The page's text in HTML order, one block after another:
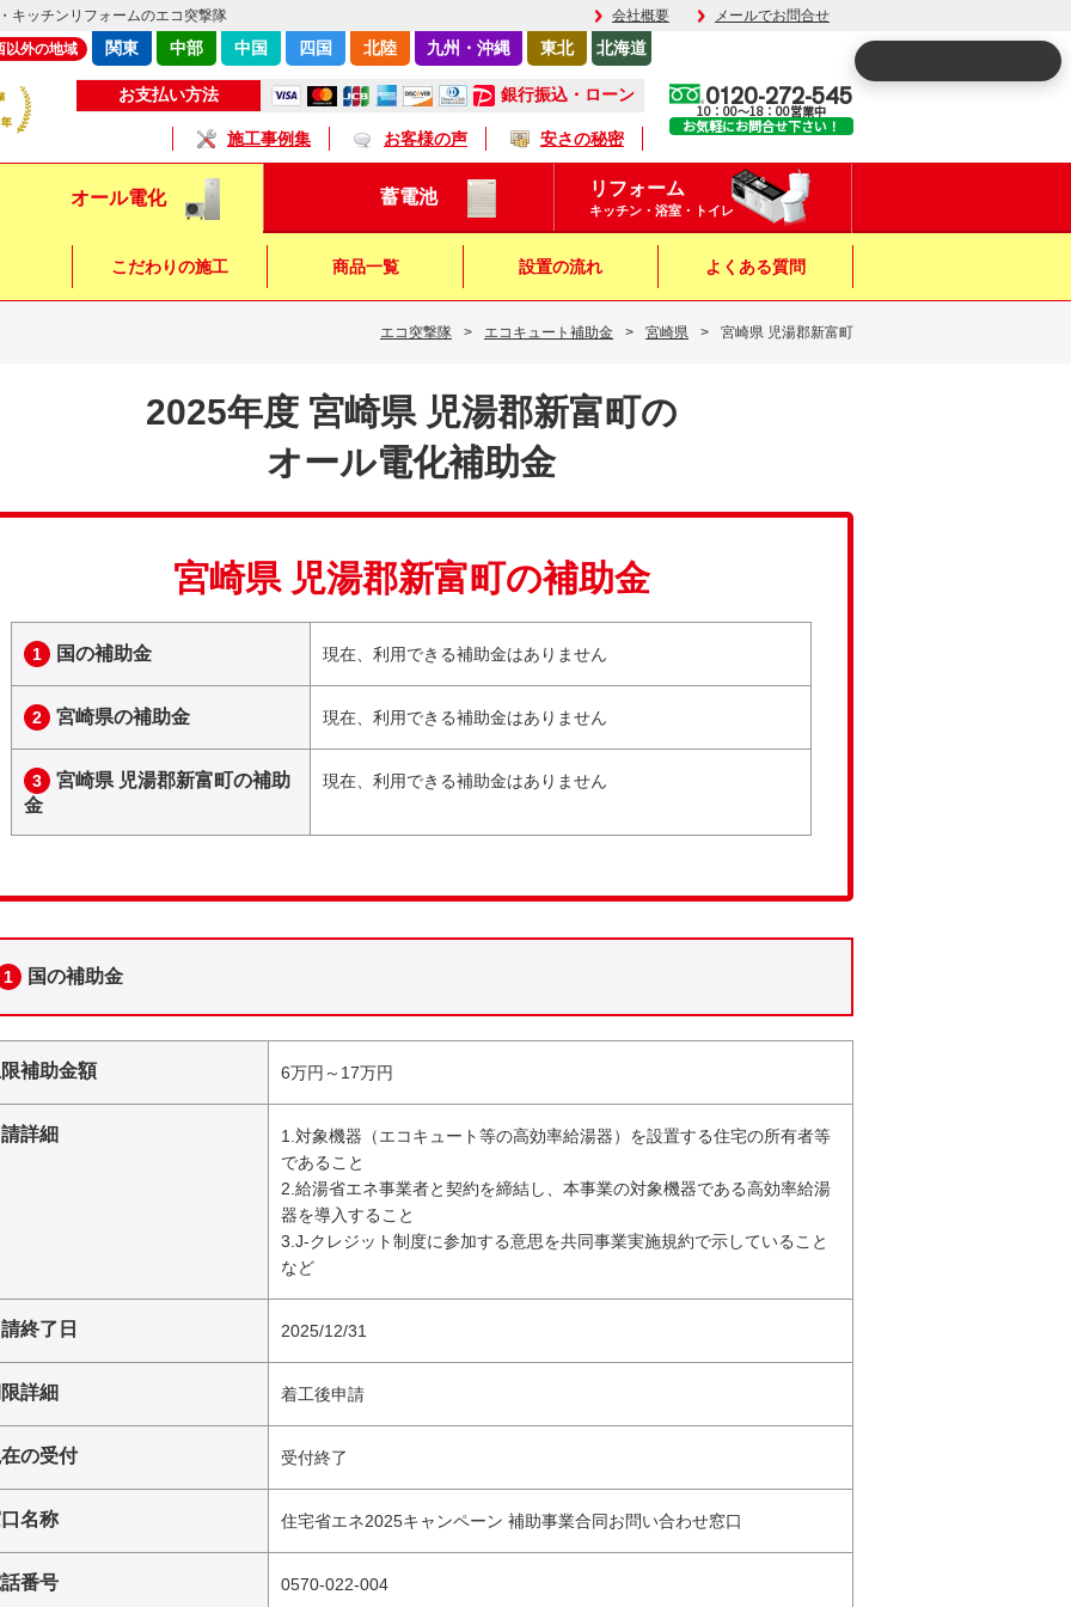
キッチンリフォームのエコ突撃隊 会社概要 メールでお問合せ
お支払い方法 銀行振込・ローン
施工事例集 お客様の声 安さの秘密
以外の地域 関東 中部 中国 四国 北陸 九州・沖縄 東北 北海道
0120-272-545
10：00～18：00営業中
お気軽にお問合せ下さい！
オール電化 蓄電池 リフォーム
キッチン・浴室・トイレ
こだわりの施工 商品一覧 設置の流れ よくある質問
エコ突撃隊 > エコキュート補助金 > 宮崎県 > 宮崎県 児湯郡新富町
2025年度 宮崎県 児湯郡新富町の
オール電化補助金
宮崎県 児湯郡新富町の補助金
1 国の補助金 現在、利用できる補助金はありません
2 宮崎県の補助金 現在、利用できる補助金はありません
3
宮崎県 児湯郡新富町の補助
金
現在、利用できる補助金はありません
1 国の補助金
補助金額 6万円～17万円
詳細
1.対象機器（エコキュート等の高効率給湯器）を設置する住宅の所有者等
であること
2.給湯省エネ事業者と契約を締結し、本事業の対象機器である高効率給湯
器を導入すること
3.J-クレジット制度に参加する意思を共同事業実施規約で示していること
など
終了日 2025/12/31
詳細 着工後申請
の受付 受付終了
名称 住宅省エネ2025キャンペーン 補助事業合同お問い合わせ窓口
番号 0570-022-004